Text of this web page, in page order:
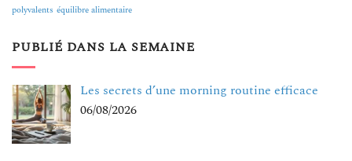
polyvalents équilibre alimentaire
PUBLIÉ DANS LA SEMAINE
Les secrets d’une morning routine efficace
06/08/2026